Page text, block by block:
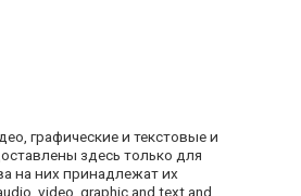
графические и текстовые и
здесь только для
на них принадлежат их
video, graphic and text and